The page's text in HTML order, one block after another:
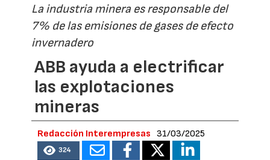
La industria minera es responsable del
7% de las emisiones de gases de efecto
invernadero
ABB ayuda a electrificar
las explotaciones
mineras
Redacción Interempresas 31/03/2025
324